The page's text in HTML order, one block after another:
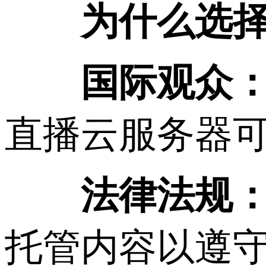
为什么选
国际观众
直播云服务器
法律法规
托管内容以遵